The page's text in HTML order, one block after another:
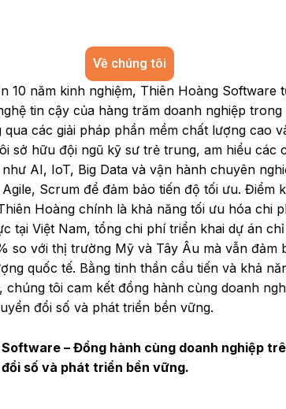
Về chúng tôi
10 năm kinh nghiệm, Thiên Hoàng Software
tin cậy của hàng trăm doanh nghiệp
các giải pháp phần mềm chất lượng cao
sở hữu đội ngũ kỹ sư trẻ trung, am hiểu các
AI, IoT, Big Data và vận hành chuyên
Scrum để đảm bảo tiến độ tối ưu. Điểm
Hoàng chính là khả năng tối ưu hóa chi
tại Việt Nam, tổng chi phí triển khai dự án
so với thị trường Mỹ và Tây Âu mà vẫn đảm
quốc tế. Bằng tinh thần cầu tiến và khả
chúng tôi cam kết đồng hành cùng doanh
đổi số và phát triển bền vững.
– Đồng hành cùng doanh nghiệp
số và phát triển bền vững.